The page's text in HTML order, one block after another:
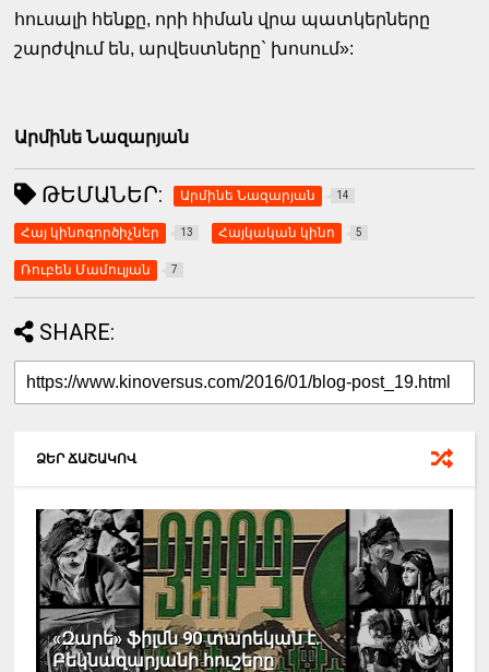
հուսալի հենքը, որի հիման վրա պատկերները
շարժվում են, արվեստները` խոսում»:
Արմինե Նազարյան
ԹԵՄԱՆԵՐ: Արմինե Նազարյան 14
Հայ կինոգործիչներ 13 Հայկական կինո 5
Ռուբեն Մամուլյան 7
SHARE:
ՁԵՐ ՃԱՇԱԿՈՎ
«Զարե» ֆիլմն 90 տարեկան է.
Բեկնազարյանի հուշերը